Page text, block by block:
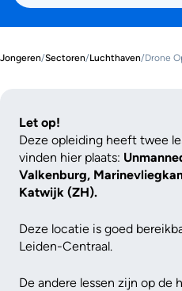
Jongeren/Sectoren/Luchthaven/Drone
Let op!
Deze opleiding heeft twee
vinden hier plaats:
Valkenburg,
Katwijk (ZH).
Deze locatie is goed
Leiden-Centraal.
De andere lessen zijn op de